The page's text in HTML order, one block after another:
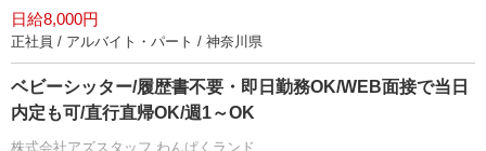
日給8,000円
正社員 / アルバイト・パート / 神奈川県
ベビーシッター/履歴書不要・即日勤務OK/WEB面接で当日
内定も可/直行直帰OK/週1～OK
株式会社アズスタッフ わんぱくランド